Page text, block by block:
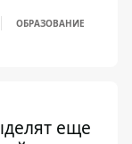
ОБРАЗОВАНИЕ
еще